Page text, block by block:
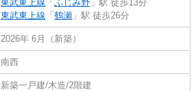
東武東上線 「 ふじみ野 」駅 徒歩13分
東武東上線 「 鶴瀬 」駅 徒歩26分
2026年 6月（新築）
南西
新築一戸建/木造/2階建